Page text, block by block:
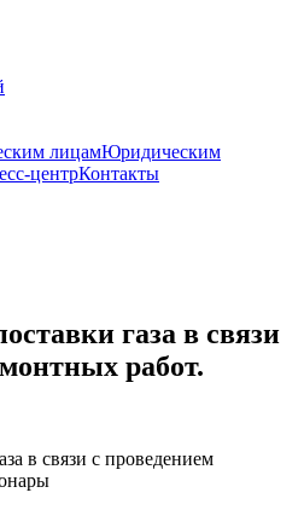
лицамЮридическим
центрКонтакты
газа в связи
работ.
в связи с проведением